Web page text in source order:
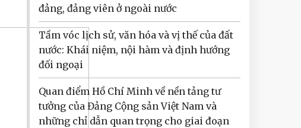
đảng, đảng viên ở ngoài nước
Tầm vóc lịch sử, văn hóa và vị thế của đất
nước: Khái niệm, nội hàm và định hướng
đối ngoại
Quan điểm Hồ Chí Minh về nền tảng tư
tưởng của Đảng Cộng sản Việt Nam và
những chỉ dẫn quan trọng cho giai đoạn